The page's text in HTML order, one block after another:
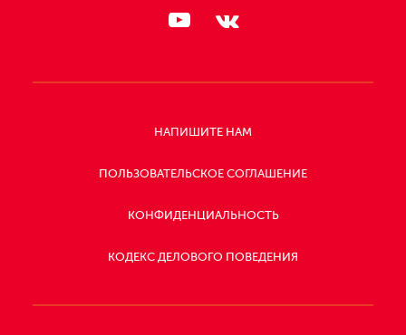
НАПИШИТЕ НАМ
ПОЛЬЗОВАТЕЛЬСКОЕ СОГЛАШЕНИЕ
КОНФИДЕНЦИАЛЬНОСТЬ
КОДЕКС ДЕЛОВОГО ПОВЕДЕНИЯ